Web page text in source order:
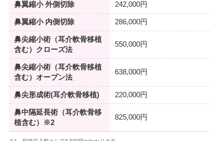
鼻翼縮小 外側切除 242,000円
鼻翼縮小 内側切除 286,000円
鼻尖縮小術（耳介軟骨移植
含む）クローズ法
550,000円
鼻尖縮小術（耳介軟骨移植
含む）オープン法
638,000円
鼻尖形成術(耳介軟骨移植) 220,000円
鼻中隔延長術（耳介軟骨移
植含む）※2
825,000円